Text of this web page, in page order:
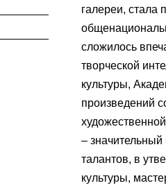
галереи,
сложилось
творческой
культуры,
произведений
–
талантов, в
культуры,